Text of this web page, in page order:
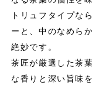
トリュフタイプな
ーと、中のなめら
絶妙です。
茶匠が厳選した茶
な香りと深い旨味